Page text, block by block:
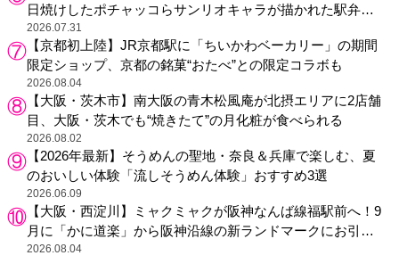
日焼けしたポチャッコらサンリオキャラが描かれた駅弁や
グッズが登場
2026.07.31
【京都初上陸】JR京都駅に「ちいかわベーカリー」の期間
限定ショップ、京都の銘菓“おたべ”との限定コラボも
2026.08.04
【大阪・茨木市】南大阪の青木松風庵が北摂エリアに2店舗
目、大阪・茨木でも“焼きたて”の月化粧が食べられる
2026.08.02
【2026年最新】そうめんの聖地・奈良＆兵庫で楽しむ、夏
のおいしい体験「流しそうめん体験」おすすめ3選
2026.06.09
【大阪・西淀川】ミャクミャクが阪神なんば線福駅前へ！9
月に「かに道楽」から阪神沿線の新ランドマークにお引っ
越し
2026.08.04